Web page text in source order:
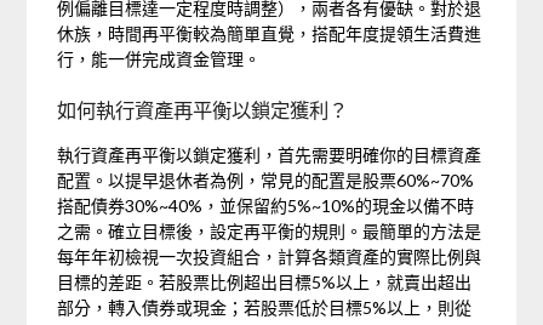
例偏離目標達一定程度時調整），兩者各有優缺。對於退
休族，時間再平衡較為簡單直覺，搭配年度提領生活費進
行，能一併完成資金管理。
如何執行資產再平衡以鎖定獲利？
執行資產再平衡以鎖定獲利，首先需要明確你的目標資產
配置。以提早退休者為例，常見的配置是股票60%~70%
搭配債券30%~40%，並保留約5%~10%的現金以備不時
之需。確立目標後，設定再平衡的規則。最簡單的方法是
每年年初檢視一次投資組合，計算各類資產的實際比例與
目標的差距。若股票比例超出目標5%以上，就賣出超出
部分，轉入債券或現金；若股票低於目標5%以上，則從